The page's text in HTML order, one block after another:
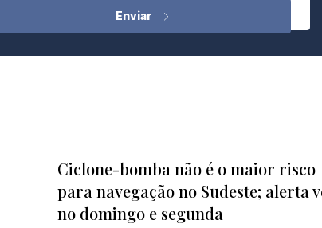
Ciclone-bomba não é o maior risco
para navegação no Sudeste; alerta
no domingo e segunda